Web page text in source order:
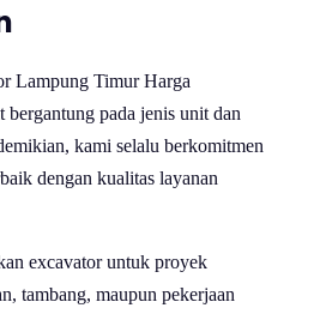
Lampung Timur Harga
bergantung pada jenis unit dan
kami selalu berkomitmen
dengan kualitas layanan
excavator untuk proyek
tambang, maupun pekerjaan